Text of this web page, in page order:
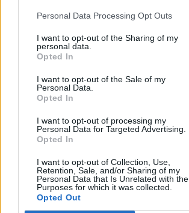
Personal Data Processing Opt Outs
I want to opt-out of the Sharing of my
personal data.
Opted In
I want to opt-out of the Sale of my
Personal Data.
Opted In
I want to opt-out of processing my
Personal Data for Targeted Advertising.
Opted In
I want to opt-out of Collection, Use,
Retention, Sale, and/or Sharing of my
Personal Data that Is Unrelated with the
Purposes for which it was collected.
Opted Out
egyetem
kisokos
gólyák
tárgyfelvétel